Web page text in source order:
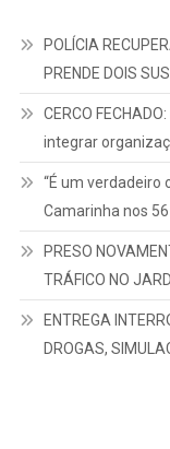
POLÍCIA
PRENDE DOIS
CERCO
integrar
“É um verdadeiro
Camarinha nos
PRESO
TRÁFICO NO
ENTREGA
DROGAS,